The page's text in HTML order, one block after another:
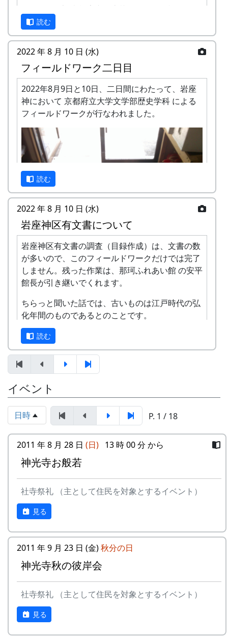
このたび、調査報告書が上梓されたのを記念し
て、現地である岩座神において調査報告会が開催
されます。
あわせて、2023年に岩座神の棚田について農業の
面から調査をおこなった武庫川女子大学来栖氏の
研究発表も行なわれます。
京都府立大学歴史学科文化遺産調査報
告会
日時・場所
日時 : 2024年6月15日（土） 13:00 - 16:30
場所 : 岩座神公会堂
プログラム
岩座神における棚田景観の現状と課題
武庫川女子大学大学院建築学研究科専攻
来栖萌々子
岩座神の文化と生業 ～オトウ・棚田を中心に
～
京都府立大学文学部歴史学科4回生 橋本
唯
家族
京都府立大学文学部歴史学科教授 東昇
京都府立大学文学部歴史学科4回生 渡部
凌空・小島慧音
多可町の寺社建築 ～五霊神社を中心に～
京都府立大学文学部歴史学科教授 岸泰子
京都府立大学大学院歴史学専攻 山内愛弓
座談会
参加申込みについて
参加費 : 無料
申込み・問い合せ先 : 那珂ふれあい館
多可町中区東山 539-3
休館日 : 月・火（但しどちらかが祝休日
の場合は翌水曜日休館）
読む
2022 年 8 月 10 日 (水)
フィールドワーク二日目
2022年8月9日と10日、二日間にわたって、岩座
神において 京都府立大学文学部歴史学科 による
フィールドワークが行なわれました。
公会堂の玄関です。いったい何足あるの？ この日
は、多可町地域おこし協力隊の橘さんも来てくれ
ました。
二日目は、午前中は石垣の調査、午後はインタビ
ューによる聞取り調査と五霊神社建築物調査で
す。
まずは、石垣調査の手順の説明。
読む
2022 年 8 月 10 日 (水)
岩座神区有文書について
岩座神区有文書の調査（目録作成）は、文書の数
が多いので、このフィールドワークだけでは完了
しません。残った作業は、那珂ふれあい館 の安平
館長が引き継いでくれます。
ちらっと聞いた話では、古いものは江戸時代の弘
化年間のものであるとのことです。
また、災害（地震）の復旧に関する文書があった
り、イノシシ・シカ・サルによる獣害を記録した
文書があったりするそうです。
読む
イベント
日時 P. 1 / 18
2011 年 8 月 28 日 (日) 13 時 00 分 から
神光寺お般若
社寺祭礼 （主として住民を対象とするイベント）
見る
2011 年 9 月 23 日 (金)秋分の日
神光寺秋の彼岸会
社寺祭礼 （主として住民を対象とするイベント）
見る